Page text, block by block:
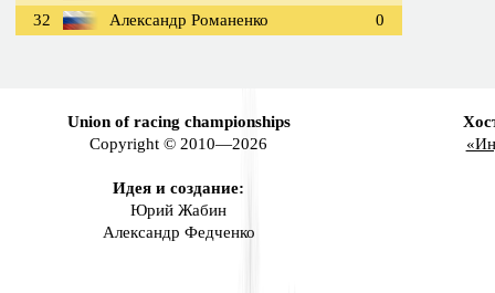
32
Александр Романенко 0
Union of racing championships
Copyright © 2010—2026
Идея и создание:
Юрий Жабин
Александр Федченко